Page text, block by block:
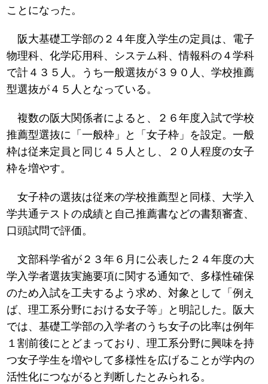
ことになった。
阪大基礎工学部の２４年度入学生の定員は、電子
物理科、化学応用科、システム科、情報科の４学科
で計４３５人。うち一般選抜が３９０人、学校推薦
型選抜が４５人となっている。
複数の阪大関係者によると、２６年度入試で学校
推薦型選抜に「一般枠」と「女子枠」を設定。一般
枠は従来定員と同じ４５人とし、２０人程度の女子
枠を増やす。
女子枠の選抜は従来の学校推薦型と同様、大学入
学共通テストの成績と自己推薦書などの書類審査、
口頭試問で評価。
文部科学省が２３年６月に公表した２４年度の大
学入学者選抜実施要項に関する通知で、多様性確保
のため入試を工夫するよう求め、対象として「例え
ば、理工系分野における女子等」と明記した。阪大
では、基礎工学部の入学者のうち女子の比率は例年
１割前後にとどまっており、理工系分野に興味を持
つ女子学生を増やして多様性を広げることが学内の
活性化につながると判断したとみられる。